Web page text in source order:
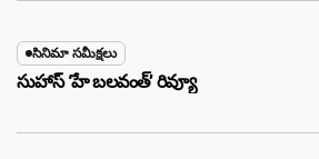
సినిమా సమీక్షలు
సుహాస్ ‘హే బలవంత్’ రివ్యూ